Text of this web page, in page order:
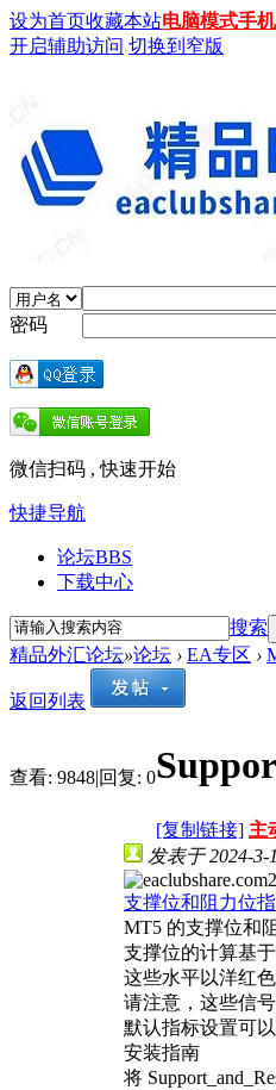
设为首页收藏本站电脑模式手
开启辅助访问 切换到窄版
密码
微信扫码 , 快速开始
快捷导航
论坛BBS
下载中心
搜索
精品外汇论坛»论坛 › EA专区 ›
返回列表
查看: 9848|回复: 0
[复制链接] 主
发表于 2024-3-
支撑位和阻力位指
MT5 的支撑位和
支撑位的计算基
这些水平以洋红
请注意，这些信
默认指标设置可
安装指南
将